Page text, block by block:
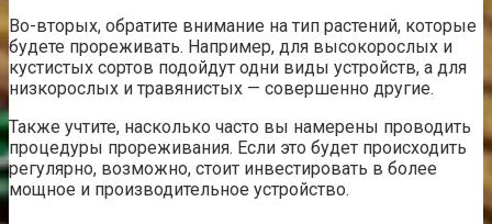
Во-вторых, обратите внимание на тип растений, которые
будете прореживать. Например, для высокорослых и
кустистых сортов подойдут одни виды устройств, а для
низкорослых и травянистых — совершенно другие.
Также учтите, насколько часто вы намерены проводить
процедуры прореживания. Если это будет происходить
регулярно, возможно, стоит инвестировать в более
мощное и производительное устройство.